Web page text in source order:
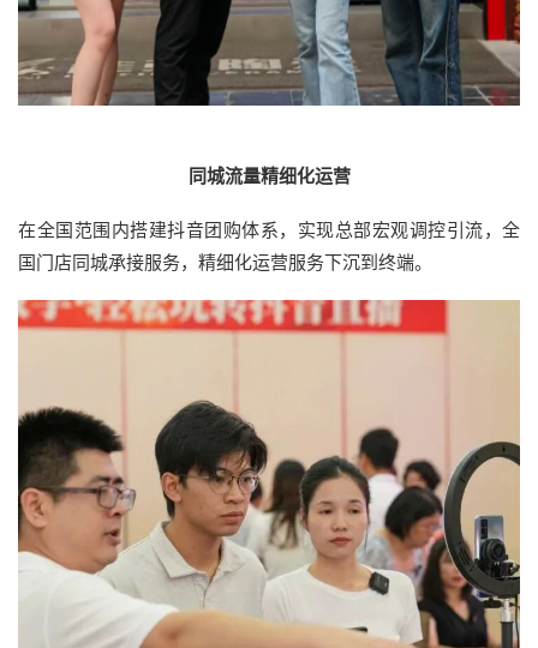
同城流量精细化运营
在全国范围内搭建抖音团购体系，实现总部宏观调控引流，全
国门店同城承接服务，精细化运营服务下沉到终端。